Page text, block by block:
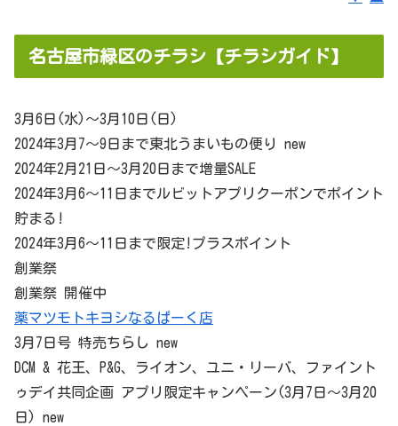
名古屋市緑区のチラシ【チラシガイド】
3月6日(水)～3月10日(日)
2024年3月7～9日まで東北うまいもの便り new
2024年2月21日～3月20日まで増量SALE
2024年3月6～11日までルビットアプリクーポンでポイント
貯まる!
2024年3月6～11日まで限定!プラスポイント
創業祭
創業祭 開催中
薬マツモトキヨシなるぱーく店
3月7日号 特売ちらし new
DCM & 花王、P&G、ライオン、ユニ・リーバ、ファイント
ゥデイ共同企画 アプリ限定キャンペーン(3月7日～3月20
日) new